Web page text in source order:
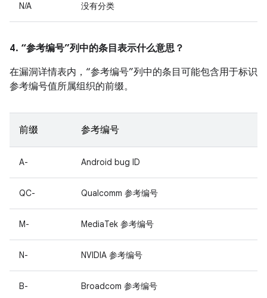
N/A 没有分类
4. “参考编号”列中的条目表示什么意思？
在漏洞详情表内，“参考编号”列中的条目可能包含用于标识
参考编号值所属组织的前缀。
前缀 参考编号
A- Android bug ID
QC- Qualcomm 参考编号
M- MediaTek 参考编号
N- NVIDIA 参考编号
B- Broadcom 参考编号